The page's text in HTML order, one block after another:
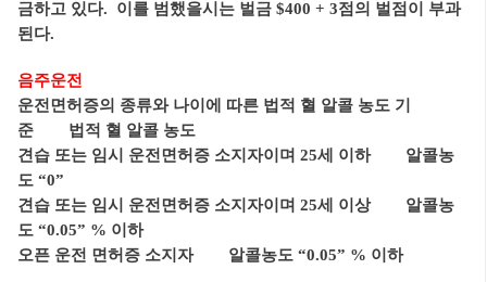
금하고 있다. 이를 범했을시는 벌금 $400 + 3점의 벌점이 부과
된다.
음주운전
운전면허증의 종류와 나이에 따른 법적 혈 알콜 농도 기
준 법적 혈 알콜 농도
견습 또는 임시 운전면허증 소지자이며 25세 이하 알콜농
도 “0”
견습 또는 임시 운전면허증 소지자이며 25세 이상 알콜농
도 “0.05” % 이하
오픈 운전 면허증 소지자 알콜농도 “0.05” % 이하